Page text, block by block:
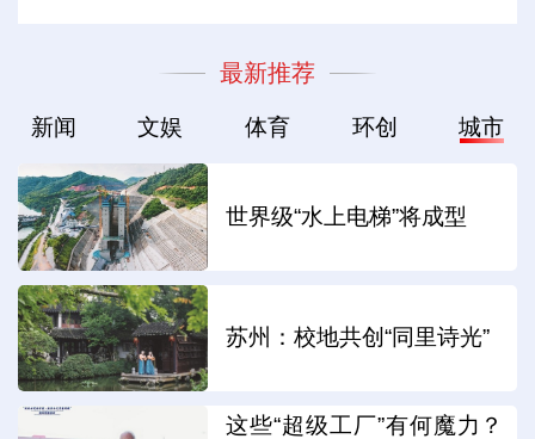
最新推荐
新闻 文娱 体育 环创 城市
世界级“水上电梯”将成型
苏州：校地共创“同里诗光”
这些“超级工厂”有何魔力？